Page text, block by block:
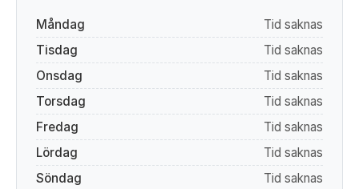
Måndag
Tid saknas
Tisdag
Tid saknas
Onsdag
Tid saknas
Torsdag
Tid saknas
Fredag
Tid saknas
Lördag
Tid saknas
Söndag
Tid saknas